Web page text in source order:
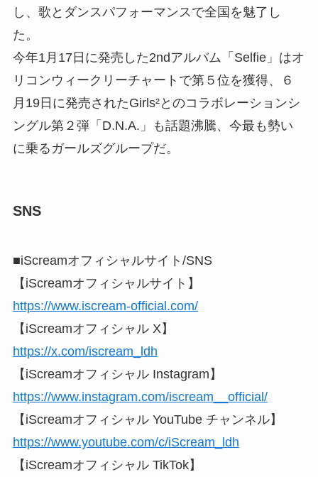
し、歌とダンスパフォーマンスで全国を魅了し
た。
今年1月17日に発売した2ndアルバム「Selfie」はオ
リコンウィークリーチャートで第５位を獲得、６
月19日に発売されたGirls²とのコラボレーションシ
ングル第２弾「D.N.A.」も話題沸騰、今最も勢い
に乗るガールズグループだ。
SNS
■iScreamオフィシャルサイト/SNS
【iScreamオフィシャルサイト】
https://www.iscream-official.com/
【iScreamオフィシャル X】
https://x.com/iscream_ldh
【iScreamオフィシャル Instagram】
https://www.instagram.com/iscream__official/
【iScreamオフィシャル YouTube チャンネル】
https://www.youtube.com/c/iScream_ldh
【iScreamオフィシャル TikTok】